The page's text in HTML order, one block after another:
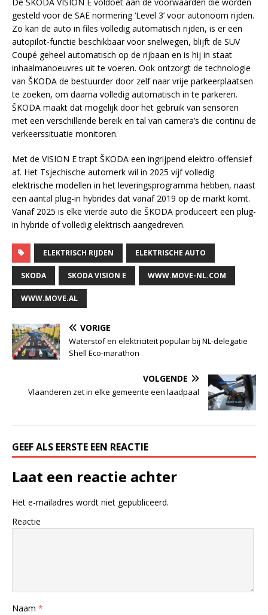
gesteld voor de SAE normering ‘Level 3’ voor autonoom rijden.
Zo kan de auto in files volledig automatisch rijden, is er een
autopilot-functie beschikbaar voorsnelwegen, blijft de SUV
Coupé geheel automatisch op de rijbaan en is hij in staat
inhaalmanoeuvres uit te voeren. Ook ontzorgt de technologie
van ŠKODA de bestuurder door zelf naar vrije parkeerplaatsen
te zoeken, om daarna volledig automatisch in te parkeren.
ŠKODA maakt dat mogelijk door het gebruik van sensoren
met een verschillende bereik en tal van camera’s die continu de
verkeerssituatie monitoren.
Met de VISION E trapt ŠKODA een ingrijpend elektro-offensief
af. Het Tsjechische automerk wil in 2025 vijf volledig
elektrische modellen in het leveringsprogramma hebben, naast
een aantal plug-in hybrides dat vanaf 2019 op de markt komt.
Vanaf 2025 is elke vierde auto die ŠKODA produceert een plug-
in hybride of volledig elektrisch aangedreven.
ELEKTRISCH RIJDEN ELEKTRISCHE AUTO
SKODA SKODA VISION E WWW.MOVE-NL.COM
WWW.MOVE.AL
VORIGE
Waterstof en elektriciteit populair bij NL-delegatie
Shell Eco-marathon
VOLGENDE
Vlaanderen zet in elke gemeente een laadpaal
GEEF ALS EERSTE EEN REACTIE
Laat een reactie achter
Het e-mailadres wordt niet gepubliceerd.
Reactie
Naam *